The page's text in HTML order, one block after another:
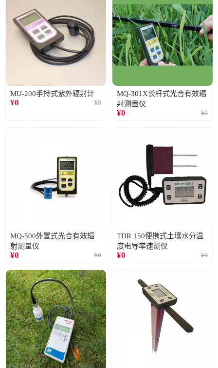
MU-200手持式紫外辐射计
¥0 ¥0
MQ-301X长杆式光合有效辐
射测量仪
¥0 ¥0
MQ-500外置式光合有效辐
射测量仪
¥0 ¥0
TDR 150便携式土壤水分温
度电导率速测仪
¥0 ¥0